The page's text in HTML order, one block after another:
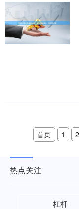
首页 1 2
热点关注
杠杆